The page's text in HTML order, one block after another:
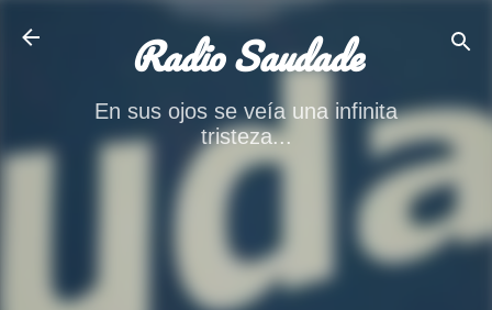
Radio Saudade
En sus ojos se veía una infinita
tristeza...